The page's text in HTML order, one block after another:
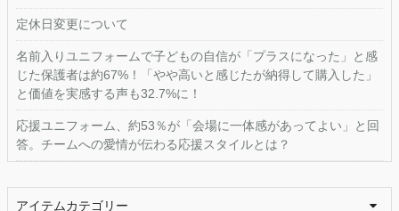
定休日変更について
名前入りユニフォームで子どもの自信が「プラスになった」と感
じた保護者は約67%！「やや高いと感じたが納得して購入した」
と価値を実感する声も32.7%に！
応援ユニフォーム、約53％が「会場に一体感があってよい」と回
答。チームへの愛情が伝わる応援スタイルとは？
アイテムカテゴリー